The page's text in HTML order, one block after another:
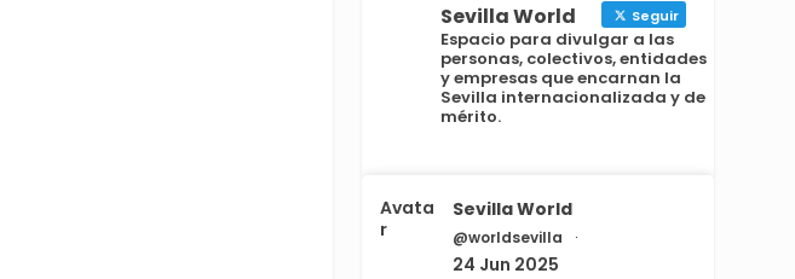
Sevilla World Seguir
Espacio para divulgar a las
personas, colectivos, entidades
y empresas que encarnan la
Sevilla internacionalizada y de
mérito.
Avata
r
Sevilla World
@worldsevilla ·
24 Jun 2025